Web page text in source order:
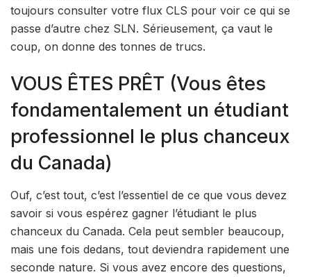
toujours consulter votre flux CLS pour voir ce qui se
passe d’autre chez SLN. Sérieusement, ça vaut le
coup, on donne des tonnes de trucs.
VOUS ÊTES PRÊT (Vous êtes
fondamentalement un étudiant
professionnel le plus chanceux
du Canada)
Ouf, c’est tout, c’est l’essentiel de ce que vous devez
savoir si vous espérez gagner l’étudiant le plus
chanceux du Canada. Cela peut sembler beaucoup,
mais une fois dedans, tout deviendra rapidement une
seconde nature. Si vous avez encore des questions,